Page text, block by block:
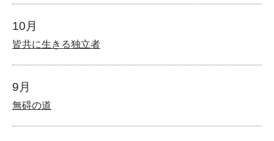
10月
皆共に生きる独立者
9月
無碍の道